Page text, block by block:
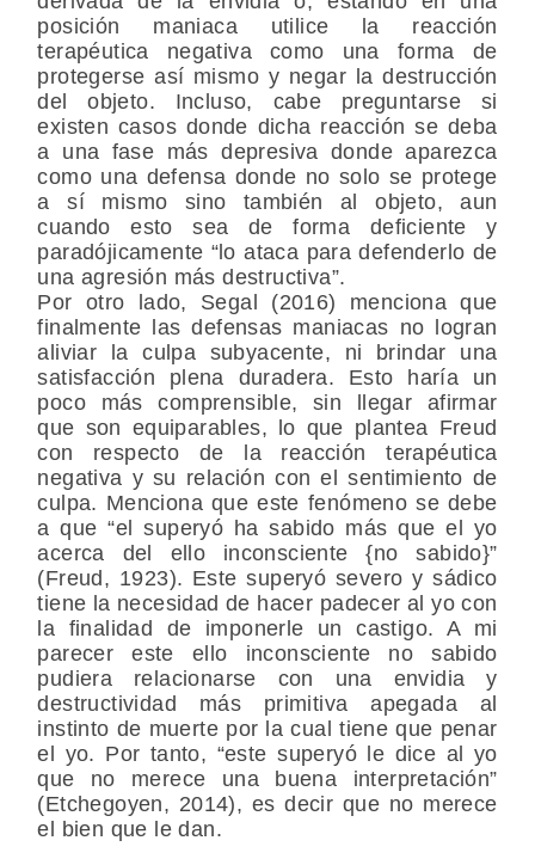
posición maniaca utilice la reacción
terapéutica negativa como una forma de
protegerse así mismo y negar la destrucción
del objeto. Incluso, cabe preguntarse si
existen casos donde dicha reacción se deba
a una fase más depresiva donde aparezca
como una defensa donde no solo se protege
a sí mismo sino también al objeto, aun
cuando esto sea de forma deficiente y
paradójicamente “lo ataca para defenderlo de
una agresión más destructiva”.
Por otro lado, Segal (2016) menciona que
finalmente las defensas maniacas no logran
aliviar la culpa subyacente, ni brindar una
satisfacción plena duradera. Esto haría un
poco más comprensible, sin llegar afirmar
que son equiparables, lo que plantea Freud
con respecto de la reacción terapéutica
negativa y su relación con el sentimiento de
culpa. Menciona que este fenómeno se debe
a que “el superyó ha sabido más que el yo
acerca del ello inconsciente {no sabido}”
(Freud, 1923). Este superyó severo y sádico
tiene la necesidad de hacer padecer al yo con
la finalidad de imponerle un castigo. A mi
parecer este ello inconsciente no sabido
pudiera relacionarse con una envidia y
destructividad más primitiva apegada al
instinto de muerte por la cual tiene que penar
el yo. Por tanto, “este superyó le dice al yo
que no merece una buena interpretación”
(Etchegoyen, 2014), es decir que no merece
el bien que le dan.